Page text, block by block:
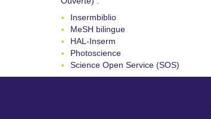
Insermbiblio
MeSH bilingue
HAL-Inserm
Photoscience
Science Open Service (SOS)